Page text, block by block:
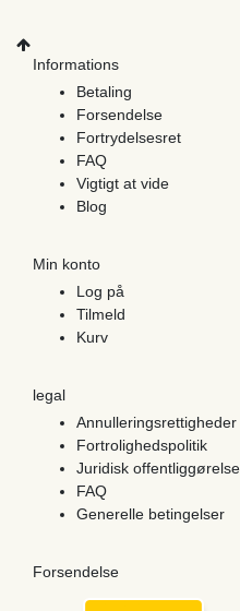
Informations
Betaling
Forsendelse
Fortrydelsesret
FAQ
Vigtigt at vide
Blog
Min konto
Log på
Tilmeld
Kurv
legal
Annulleringsrettigheder
Fortrolighedspolitik
Juridisk offentliggørelse
FAQ
Generelle betingelser
Forsendelse